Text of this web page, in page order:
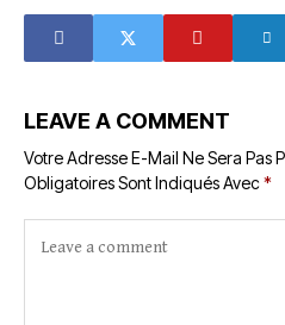
sonné
LEAVE A COMMENT
Votre Adresse E-Mail Ne Sera Pas
Obligatoires Sont Indiqués Avec*